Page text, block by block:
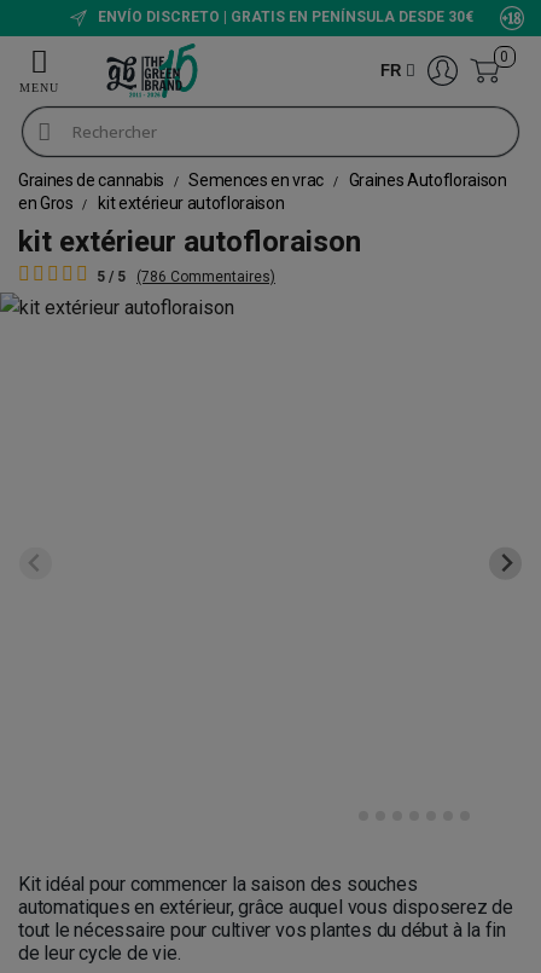
ENVÍO DISCRETO | GRATIS EN PENÍNSULA DESDE 30€
FR
0
Graines de cannabis Semences en vrac
Graines Autofloraison
en Gros
kit extérieur autofloraison
kit extérieur autofloraison
5 / 5 (786 Commentaires)
Kit idéal pour commencer la saison des souches
automatiques en extérieur, grâce auquel vous disposerez de
tout le nécessaire pour cultiver vos plantes du début à la fin
de leur cycle de vie.